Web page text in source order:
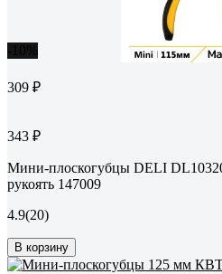
309 ₽
343 ₽
Мини-плоскогубцы DELI
рукоять 147009
4.9(20)
В корзину